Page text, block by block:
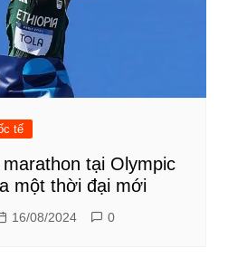
tế
tại Olympic
một thời đại mới
16/08/2024 0